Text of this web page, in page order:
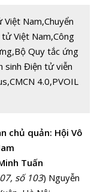
Việt Nam,Chuyển
Việt Nam,Công
,Bộ Quy tắc ứng
sinh Điện tử viễn
,CMCN 4.0,PVOIL
chủ quản: Hội Vô
Tuấn
số 103) Nguyễn